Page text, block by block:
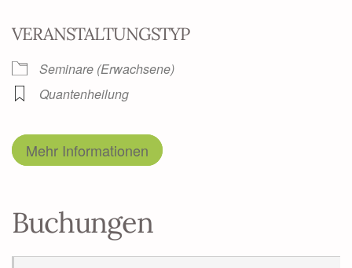
VERANSTALTUNGSTYP
Seminare (Erwachsene)
Quantenheilung
Mehr Informationen
Buchungen